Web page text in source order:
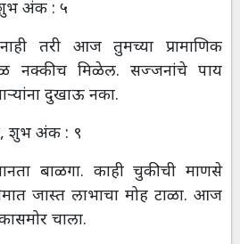
अंक : ५
तरी आज तुमच्या प्रामाणिक
नक्कीच मिळेल. सज्जनांचे पाय
दुखाऊ नका.
शुभ अंक : ९
बाळगा. काही चुकीची माणसे
जास्त लाभाचा मोह टाळा. आज
चाला.